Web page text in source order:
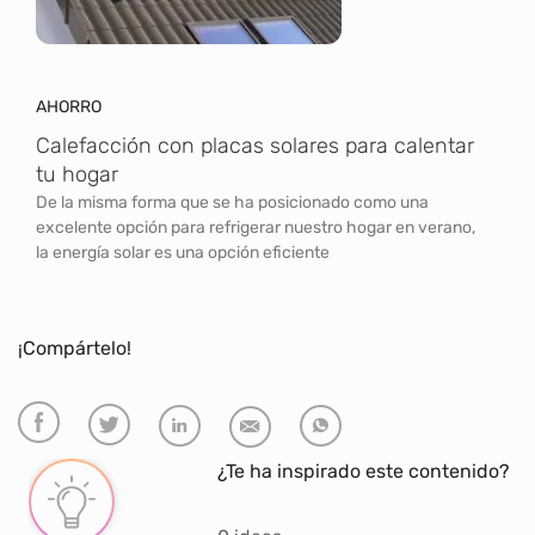
AHORRO
Calefacción con placas solares para calentar
tu hogar
De la misma forma que se ha posicionado como una
excelente opción para refrigerar nuestro hogar en verano,
la energía solar es una opción eficiente
¡Compártelo!
¿Te ha inspirado este contenido?